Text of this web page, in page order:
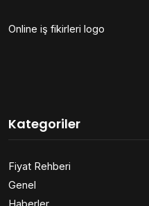
Online iş fikirleri logo
Kategoriler
Fiyat Rehberi
Genel